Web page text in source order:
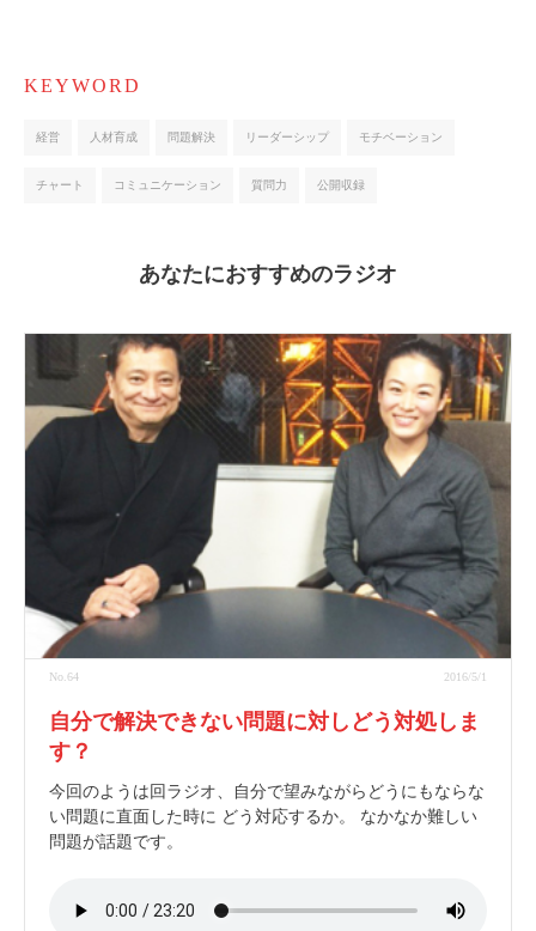
KEYWORD
経営 人材育成 問題解決 リーダーシップ モチベーション
チャート コミュニケーション 質問力 公開収録
あなたにおすすめのラジオ
No.64 2016/5/1
自分で解決できない問題に対しどう対処しま
す？
今回のようは回ラジオ、自分で望みながらどうにもならな
い問題に直面した時に どう対応するか。 なかなか難しい
問題が話題です。